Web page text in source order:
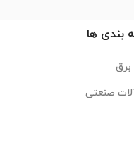
بندی ها
برق
آلات صنعتی